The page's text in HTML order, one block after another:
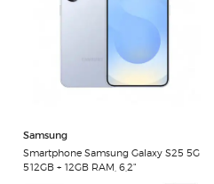
Samsung
Smartphone Samsung Galaxy S25 5G
512GB + 12GB RAM, 6,2"